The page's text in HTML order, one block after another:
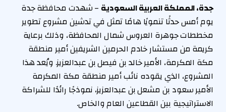
جدة، المملكة العربية السعودية – شهدت محافظة جدة
يوم أمس حدثًا تنمويًا هامًا تمثل في تدشين مشروع تطوير
مخططات جوهرة العروس شمال المحافظة، وذلك برعاية
كريمة من مستشار خادم الحرمين الشريفين أمير منطقة
مكة المكرمة، الأمير خالد بن فيصل بن عبدالعزيز. ويُعد هذا
المشروع، الذي يقوده نائب أمير منطقة مكة المكرمة
الأمير سعود بن مشعل بن عبدالعزيز، نموذجًا رائدًا للشراكة
الاستراتيجية بين القطاعين العام والخاص.